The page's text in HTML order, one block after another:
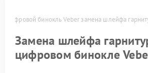
Цифровой бинокль Veber замена шлейфа
Замена шлейфа
цифровом бинокле